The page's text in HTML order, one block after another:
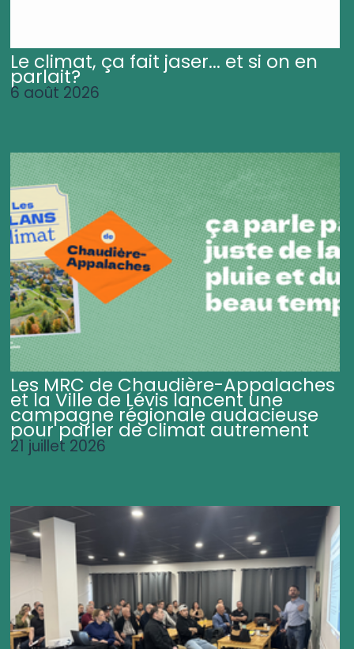
Le climat, ça fait jaser... et si on en
parlait?
6 août 2026
Les MRC de Chaudière-Appalaches
et la Ville de Lévis lancent une
campagne régionale audacieuse
pour parler de climat autrement
21 juillet 2026